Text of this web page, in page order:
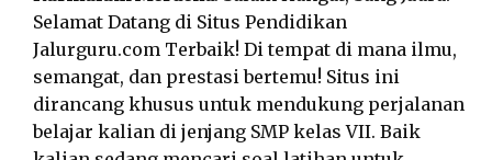
Selamat Datang di Situs Pendidikan
Jalurguru.com Terbaik! Di tempat di mana ilmu,
semangat, dan prestasi bertemu! Situs ini
dirancang khusus untuk mendukung perjalanan
belajar kalian di jenjang SMP kelas VII. Baik